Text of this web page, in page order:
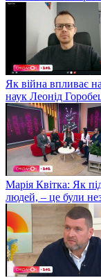
Як війна впливає
наук Леонід
Марія Квітка: Як
людей, – це були